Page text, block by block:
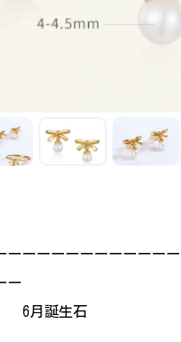
ーーーーーーーーーーー
ー
6月誕生石